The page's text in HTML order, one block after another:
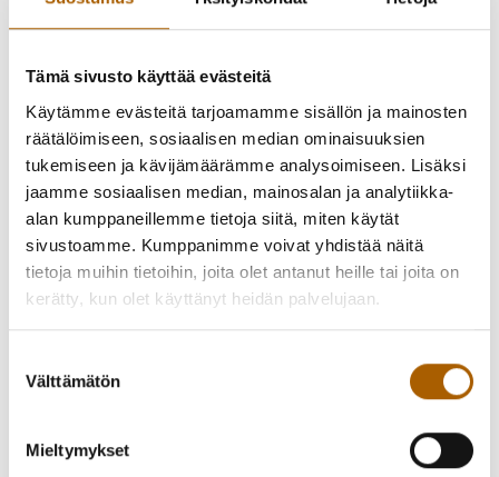
Tämä sivusto käyttää evästeitä
Käytämme evästeitä tarjoamamme sisällön ja mainosten
räätälöimiseen, sosiaalisen median ominaisuuksien
tukemiseen ja kävijämäärämme analysoimiseen. Lisäksi
jaamme sosiaalisen median, mainosalan ja analytiikka-
alan kumppaneillemme tietoja siitä, miten käytät
sivustoamme. Kumppanimme voivat yhdistää näitä
tietoja muihin tietoihin, joita olet antanut heille tai joita on
kerätty, kun olet käyttänyt heidän palvelujaan.
valinta
Välttämätön
Mieltymykset
Tyrnävä Tractor Pulling traktorivedon SM-osakilpailut
järjestetään lauantaina 19.7.2025 klo 11 alkaen Tyrnävän
Ojakylässä, osoitteessa Kankaanlaita 1.
Tyrnävä Tractor Pulling tuo Suomen kovimmat
vetotraktorit ja kuorma-autot jälleen lakeuksille! Luvassa
kepparikisa sekä pomppulinna.
pizzaa ja toki myös perinteistä makkaraa. Makean nälkään